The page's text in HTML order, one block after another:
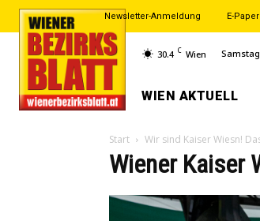
Newsletter-Anmeldung E-Paper
30.4 C Wien
WIEN AKTUELL
Start Wir sind Kaiser Wiesn!
Wiener Kaiser